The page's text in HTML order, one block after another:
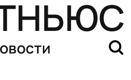
в Московской области